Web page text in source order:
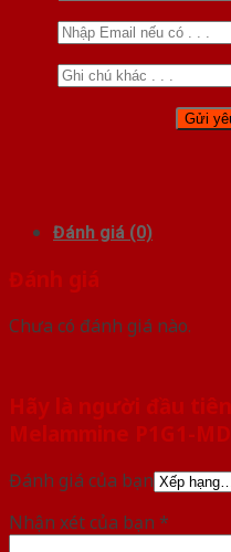
Đánh giá (0)
Đánh giá
Chưa có đánh giá nào.
Hãy là người đầu
Melammine P1G1-
Đánh giá của bạn
Nhận xét của bạn *